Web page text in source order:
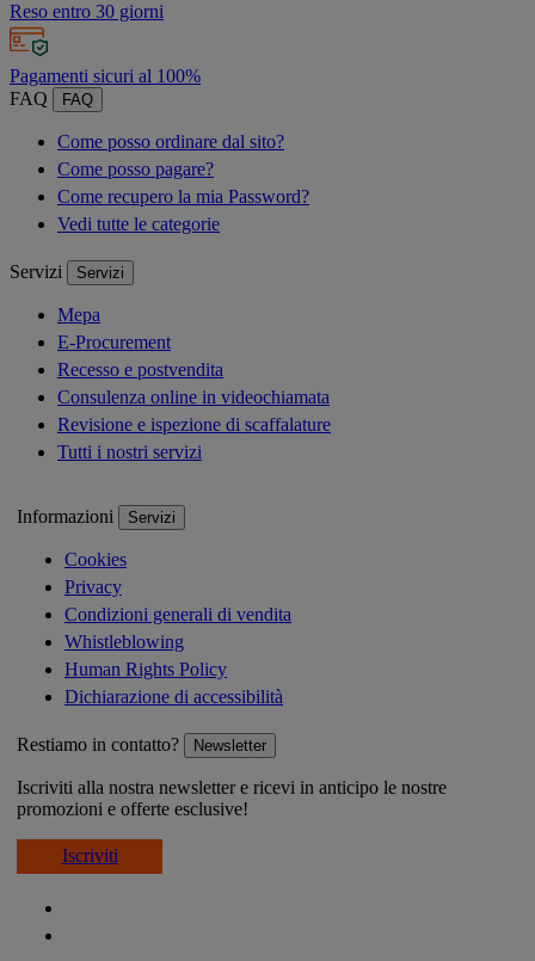
Reso entro 30 giorni
Pagamenti sicuri al 100%
FAQ
FAQ
Come posso ordinare dal sito?
Come posso pagare?
Come recupero la mia Password?
Vedi tutte le categorie
Servizi Servizi
Mepa
E-Procurement
Recesso e postvendita
Consulenza online in videochiamata
Revisione e ispezione di scaffalature
Tutti i nostri servizi
Informazioni Servizi
Cookies
Privacy
Condizioni generali di vendita
Whistleblowing
Human Rights Policy
Dichiarazione di accessibilità
Restiamo in contatto? Newsletter
Iscriviti alla nostra newsletter e ricevi in anticipo le nostre
promozioni e offerte esclusive!
Iscriviti